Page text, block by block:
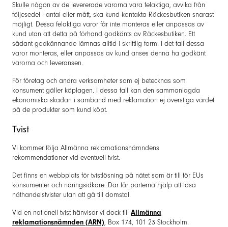
Skulle någon av de levererade varorna vara felaktiga, avvika från
följesedel i antal eller mått, ska kund kontakta Räckesbutiken snarast
möjligt. Dessa felaktiga varor får inte monteras eller anpassas av
kund utan att detta på förhand godkänts av Räckesbutiken. Ett
sådant godkännande lämnas alltid i skriftlig form. I det fall dessa
varor monteras, eller anpassas av kund anses denna ha godkänt
varorna och leveransen.
För företag och andra verksamheter som ej betecknas som
konsument gäller köplagen. I dessa fall kan den sammanlagda
ekonomiska skadan i samband med reklamation ej överstiga värdet
på de produkter som kund köpt.
Tvist
Vi kommer följa Allmänna reklamationsnämndens
rekommendationer vid eventuell tvist.
Det finns en webbplats för tvistlösning på nätet som är till för EUs
konsumenter och näringsidkare. Där får parterna hjälp att lösa
näthandelstvister utan att gå till domstol.
Vid en nationell tvist hänvisar vi dock till Allmänna
reklamationsnämnden (ARN), Box 174, 101 23 Stockholm.